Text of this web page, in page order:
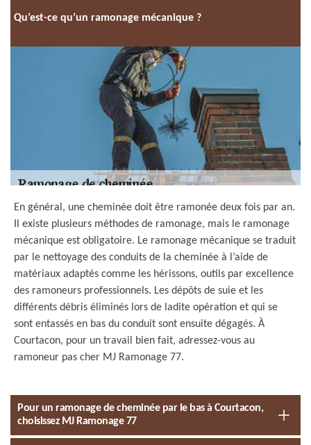
Qu’est-ce qu’un ramonage mécanique ?
En général, une cheminée doit être ramonée deux fois par an.
Il existe plusieurs méthodes de ramonage, mais le ramonage
mécanique est obligatoire. Le ramonage mécanique se traduit
par le nettoyage des conduits de la cheminée à l’aide de
matériaux adaptés comme les hérissons, outils par excellence
des ramoneurs professionnels. Les dépôts de suie et les
différents débris éliminés lors de ladite opération et qui se
sont entassés en bas du conduit sont ensuite dégagés. À
Courtacon, pour un travail bien fait, adressez-vous au
ramoneur pas cher MJ Ramonage 77.
Pour un ramonage de cheminée par le bas à Courtacon,
choisissez MJ Ramonage 77